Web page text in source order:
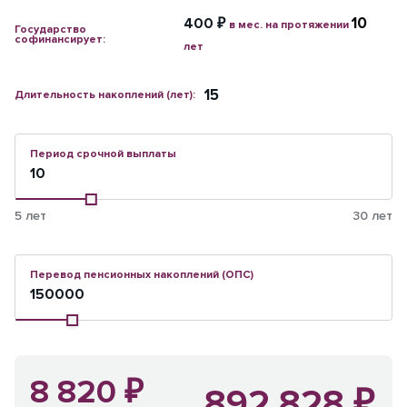
Государство
софинансирует:
400 ₽ в мес. на протяжении10
лет
Длительность накоплений (лет):
Период срочной выплаты
5 лет 30 лет
Перевод пенсионных накоплений (ОПС)
8 820 ₽